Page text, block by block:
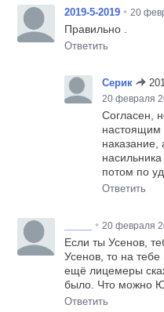
2019-5-2019 • 20
Правильно .
Ответить
Серик
20 февраля
Согласен,
настоящим
наказание,
потом по
Ответить
• 20 февраля
Если ты Усенов,
Усенов, то на тебе
ещё лицемеры
было. Что можно
Ответить